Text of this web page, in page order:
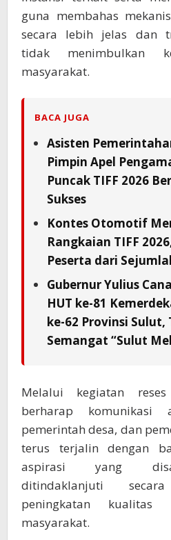
guna membahas
secara lebih jelas dan
tidak menimbulkan
masyarakat.
BACA JUGA
Asisten
Pimpin Apel
Puncak TIFF 2026
Sukses
Kontes Otomotif
Rangkaian TIFF
Peserta dari
Gubernur Yulius
HUT ke-81
ke-62 Provinsi Sulut,
Semangat “Sulut
Melalui kegiatan
berharap komunikasi
pemerintah desa, dan
terus terjalin dengan
aspirasi yang
ditindaklanjuti
peningkatan kualitas
masyarakat.